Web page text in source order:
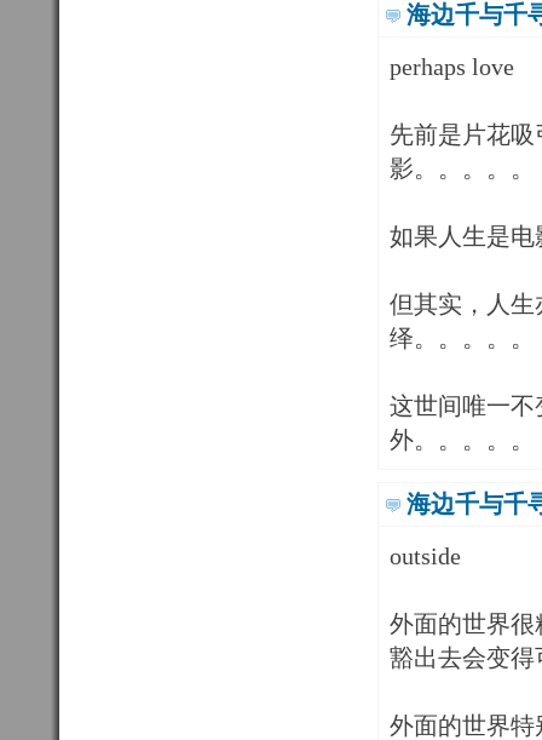
海边千与千
perhaps love
先前是片花
影。。。。。
如果人生是
但其实，人
绎。。。。。
这世间唯一
外。。。。。
海边千与千
outside
外面的世界
豁出去会变
外面的世界